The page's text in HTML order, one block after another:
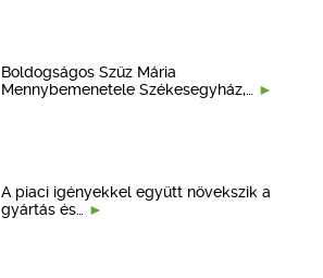
Boldogságos Szűz Mária
Mennybemenetele Székesegyház,…
A piaci igényekkel együtt növekszik a
gyártás és…